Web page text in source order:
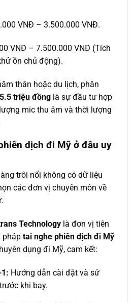
VNĐ – 3.500.000 VNĐ.
VNĐ – 7.500.000 VNĐ (Tích
ồn chủ động).
thân hoặc du lịch, phân
triệu đồng là sự đầu tư hợp
mic thu âm và thời lượng
dịch đi Mỹ ở đâu uy
trôi nổi không có dữ liệu
các đơn vị chuyên môn về
Technology là đơn vị tiên
pháp tai nghe phiên dịch đi Mỹ
dụng đi Mỹ, cam kết:
Hướng dẫn cài đặt và sử
khi bay.